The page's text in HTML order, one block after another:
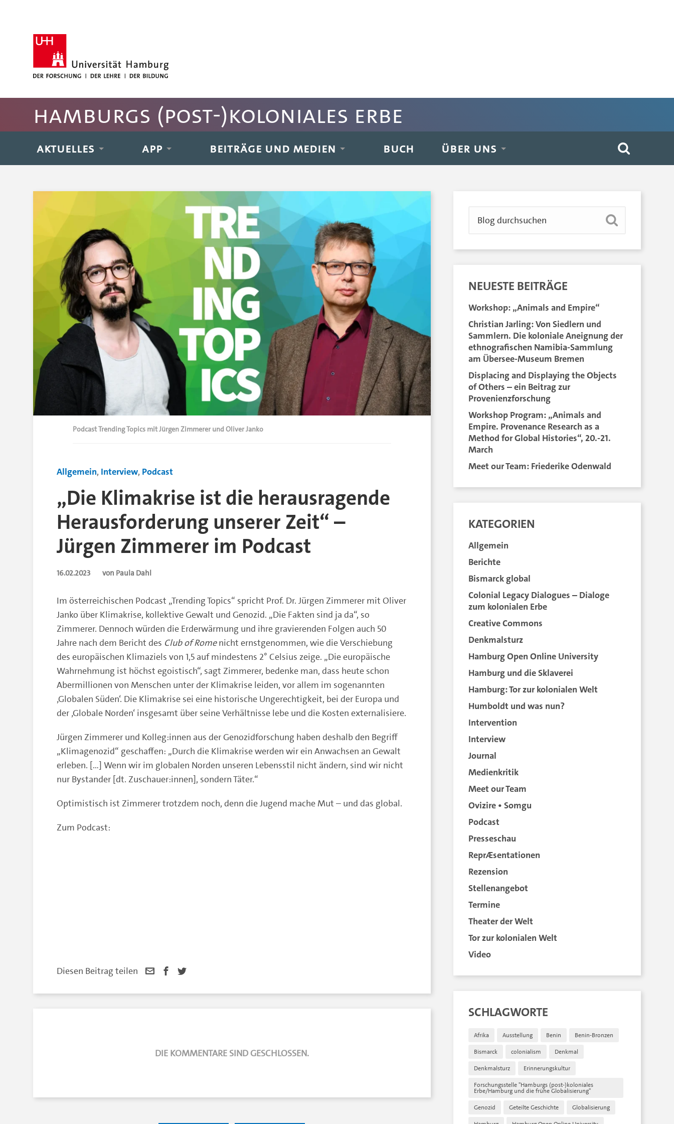
Rechte Spalte anspringen
Fussbereich der Seite anspringen
Hamburgs (post-)koloniales Erbe
AKTUELLES APP BEITRÄGE UND MEDIEN BUCH ÜBER UNS
Allgemein, Interview, Podcast
„Die Klimakrise ist die herausragende
Herausforderung unserer Zeit“ –
Jürgen Zimmerer im Podcast
16.02.2023 von Paula Dahl
Podcast Trending Topics mit Jürgen Zimmerer und Oliver Janko
Im österreichischen Podcast „Trending Topics“ spricht Prof. Dr. Jürgen Zimmerer mit Oliver
Janko über Klimakrise, kollektive Gewalt und Genozid. „Die Fakten sind ja da“, so
Zimmerer. Dennoch würden die Erderwärmung und ihre gravierenden Folgen auch 50
Jahre nach dem Bericht des Club of Romenicht ernstgenommen, wie die Verschiebung
des europäischen Klimaziels von 1,5 auf mindestens 2° Celsius zeige. „Die europäische
Wahrnehmung ist höchst egoistisch“, sagt Zimmerer, bedenke man, dass heute schon
Abermillionen von Menschen unter der Klimakrise leiden, vor allem im sogenannten
‚Globalen Süden‘. Die Klimakrise sei eine historische Ungerechtigkeit, bei der Europa und
der ‚Globale Norden‘ insgesamt über seine Verhältnisse lebe und die Kosten externalisiere.
Jürgen Zimmerer und Kolleg:innen aus der Genozidforschung haben deshalb den Begriff
„Klimagenozid“ geschaffen: „Durch die Klimakrise werden wir ein Anwachsen an Gewalt
erleben. […] Wenn wir im globalen Norden unseren Lebensstil nicht ändern, sind wir nicht
nur Bystander [dt. Zuschauer:innen], sondern Täter.“
Optimistisch ist Zimmerer trotzdem noch, denn die Jugend mache Mut – und das global.
Zum Podcast:
Diesen Beitrag teilen
DIE KOMMENTARE SIND GESCHLOSSEN.
NEUESTE BEITRÄGE
Workshop: „Animals and Empire“
Christian Jarling: Von Siedlern und
Sammlern. Die koloniale Aneignung der
ethnografischen Namibia-Sammlung
am Übersee-Museum Bremen
Displacing and Displaying the Objects
of Others – ein Beitrag zur
Provenienzforschung
Workshop Program: „Animals and
Empire. Provenance Research as a
Method for Global Histories“, 20.-21.
March
Meet our Team: Friederike Odenwald
KATEGORIEN
Allgemein
Berichte
Bismarck global
Colonial Legacy Dialogues – Dialoge
zum kolonialen Erbe
Creative Commons
Denkmalsturz
Hamburg Open Online University
Hamburg und die Sklaverei
Hamburg: Tor zur kolonialen Welt
Humboldt und was nun?
Intervention
Interview
Journal
Medienkritik
Meet our Team
Ovizire • Somgu
Podcast
Presseschau
ReprÆsentationen
Rezension
Stellenangebot
Termine
Theater der Welt
Tor zur kolonialen Welt
Video
SCHLAGWORTE
Afrika Ausstellung Benin Benin-Bronzen
Bismarck colonialism Denkmal
Denkmalsturz Erinnerungskultur
Forschungsstelle "Hamburgs (post-)koloniales
Erbe/Hamburg und die frühe Globalisierung"
Genozid Geteilte Geschichte Globalisierung